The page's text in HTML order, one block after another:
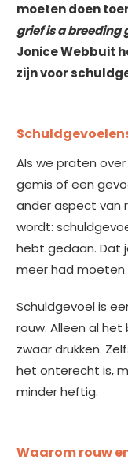
moeten doen
grief is a breeding
Jonice Webbuit
zijn voor
Als we praten
gemis of een
ander aspect van
wordt:
hebt gedaan. Dat
meer had moeten
Schuldgevoel is
rouw. Alleen al
zwaar drukken.
het onterecht is,
minder heftig.
Waarom rouw